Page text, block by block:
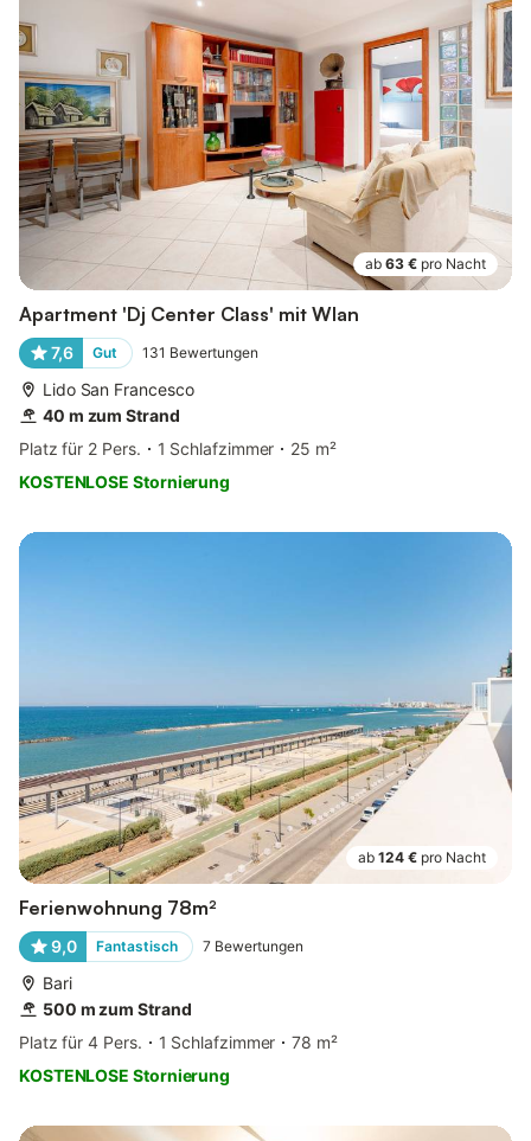
ab 63 € pro Nacht
Apartment 'Dj Center Class' mit Wlan
7,6 Gut 131 Bewertungen
Lido San Francesco
40 m zum Strand
Platz für 2 Pers.
1 Schlafzimmer
25 m²
KOSTENLOSE Stornierung
ab 124 € pro Nacht
Ferienwohnung 78m²
9,0 Fantastisch 7 Bewertungen
Bari
500 m zum Strand
Platz für 4 Pers.
1 Schlafzimmer
78 m²
KOSTENLOSE Stornierung